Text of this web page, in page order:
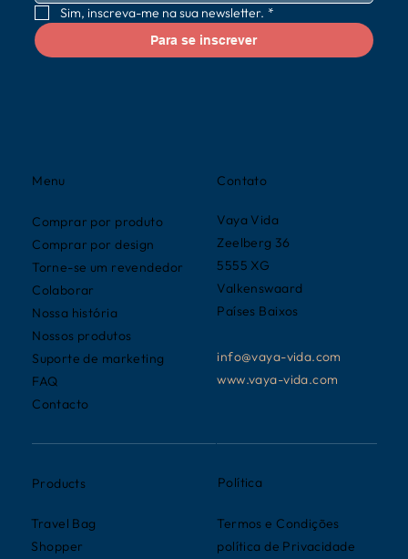
Contato
Vaya Vida
Zeelberg 36
5555 XG
Valkenswaard
Países Baixos
info@vaya-vida.com
www.vaya-vida.com
Menu
Comprar por produto
Comprar por design
Torne-se um revendedor
Colaborar
Nossa história
Nossos produtos
Suporte de marketing
FAQ
Contacto
Products
Travel Bag
Shopper
Política
Termos e Condições
política de Privacidade
Sim, inscreva-me na sua newsletter. *
Para se inscrever